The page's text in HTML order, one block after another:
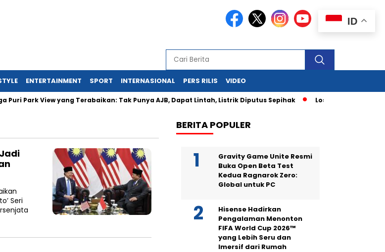
ENTERTAINMENT SPORT INTERNASIONAL PERS RILIS VIDEO
Park View yang Terabaikan: Tak Punya AJB, Dapat Lintah, Listrik Diputus Sepihak Los Angeles
Seri
BERITA POPULER
Gravity Game Unite Resmi
Buka Open Beta Test
Kedua Ragnarok Zero:
Global untuk PC
Hisense Hadirkan
Pengalaman Menonton
FIFA World Cup 2026™
yang Lebih Seru dan
Imersif dari Rumah
ID